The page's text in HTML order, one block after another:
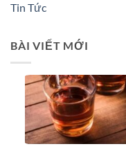
Tin Tức
BÀI VIẾT MỚI